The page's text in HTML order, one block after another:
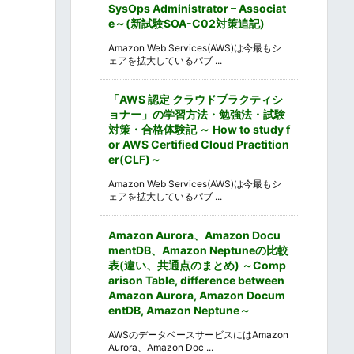
SysOps Administrator – Associat
e～(新試験SOA-C02対策追記)
Amazon Web Services(AWS)は今最もシ
ェアを拡大しているパブ ...
「AWS 認定 クラウドプラクティシ
ョナー」の学習方法・勉強法・試験
対策・合格体験記 ～ How to study f
or AWS Certified Cloud Practition
er(CLF)～
Amazon Web Services(AWS)は今最もシ
ェアを拡大しているパブ ...
Amazon Aurora、Amazon Docu
mentDB、Amazon Neptuneの比較
表(違い、共通点のまとめ) ～Comp
arison Table, difference between
Amazon Aurora, Amazon Docum
entDB, Amazon Neptune～
AWSのデータベースサービスにはAmazon
Aurora、Amazon Doc ...